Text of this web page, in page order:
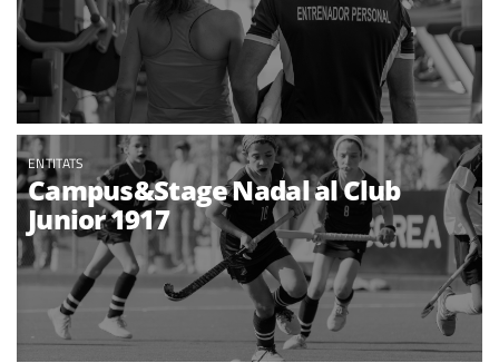
ENTITATS
Campus&Stage Nadal al Club
Junior 1917